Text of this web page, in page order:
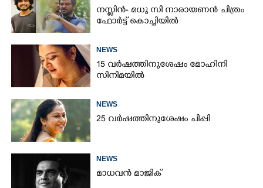
നസ്ലിൻ- മധു സി നാരായണൻ ചിത്രം
ഫോർട്ട് കൊച്ചിയിൽ
NEWS
15 വർഷത്തിനുശേഷം മോഹിനി
സിനിമയിൽ
NEWS
25 വർഷത്തിനുശേഷം ചിപ്പി
NEWS
മാധവൻ മാജിക്